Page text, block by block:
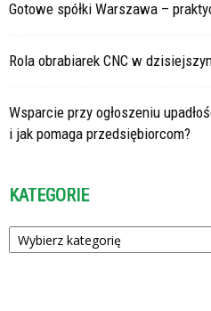
Gotowe spółki Warszawa –
Rola obrabiarek CNC w
Wsparcie przy ogłoszeniu
i jak pomaga przedsiębiorcom?
KATEGORIE
Kategorie